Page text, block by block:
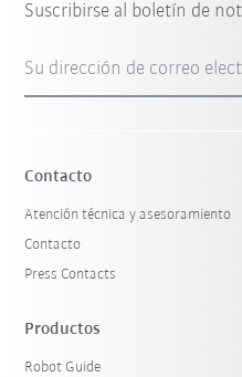
Suscribirse al boletín de
Su dirección de correo
Contacto
Atención técnica y asesoramiento
Contacto
Press Contacts
Productos
Robot Guide